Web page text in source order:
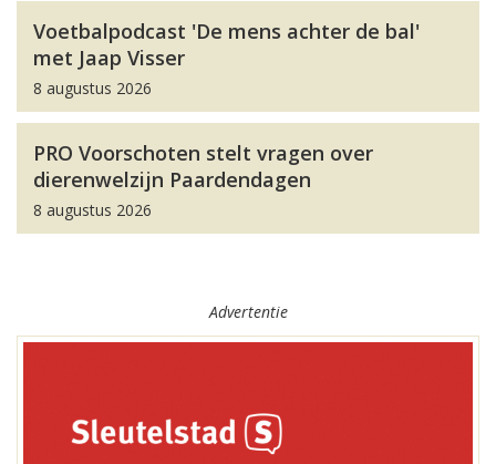
Voetbalpodcast 'De mens achter de bal'
met Jaap Visser
8 augustus 2026
PRO Voorschoten stelt vragen over
dierenwelzijn Paardendagen
8 augustus 2026
Advertentie